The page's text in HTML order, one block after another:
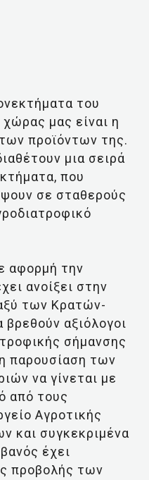
του
μας είναι η
προϊόντων της.
μια σειρά
που
σε σταθερούς
αφορμή την
ανοίξει στην
των Κρατών-
αξιόλογοι
σήμανσης
παρουσίαση των
να γίνεται με
από τους
Αγροτικής
και συγκεκριμένα
έχει
προβολής των